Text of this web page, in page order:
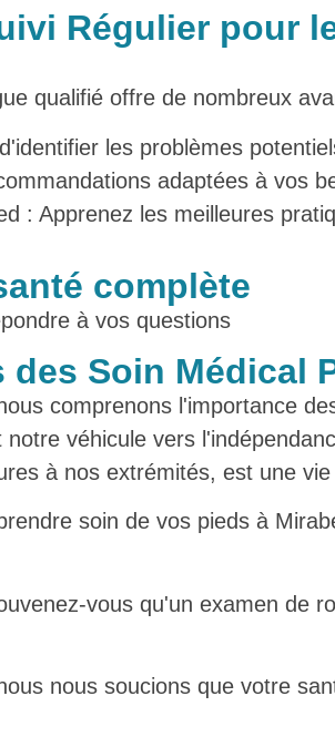
Régulier pour
qualifié offre de nombreux
les problèmes
adaptées à vos
: Apprenez les meilleures
complète
à vos questions
Soin Médical
comprenons l'importance
véhicule vers
à nos extrémités, est une vie
soin de vos pieds à
vous qu'un examen de
nous soucions que votre